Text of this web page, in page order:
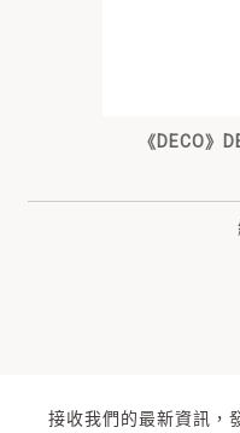
《DECO》
接收我們的最新資訊，